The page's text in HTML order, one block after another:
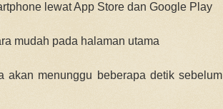
lewat App Store dan Google Play
mudah pada halaman utama
akan menunggu beberapa detik sebelum